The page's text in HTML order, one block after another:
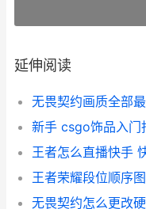
延伸阅读
无畏契约画质全部
新手 csgo饰品入门
王者怎么直播快手
王者荣耀段位顺序
无畏契约怎么更改